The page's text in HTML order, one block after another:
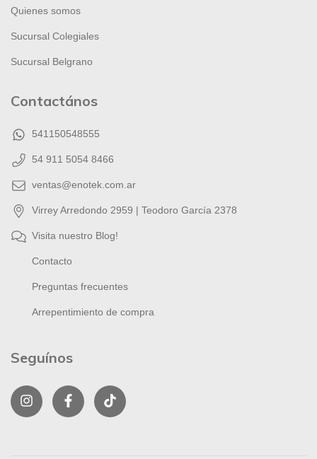
Quienes somos
Sucursal Colegiales
Sucursal Belgrano
Contactános
541150548555
54 911 5054 8466
ventas@enotek.com.ar
Virrey Arredondo 2959 | Teodoro García 2378
Visita nuestro Blog!
Contacto
Preguntas frecuentes
Arrepentimiento de compra
Seguínos